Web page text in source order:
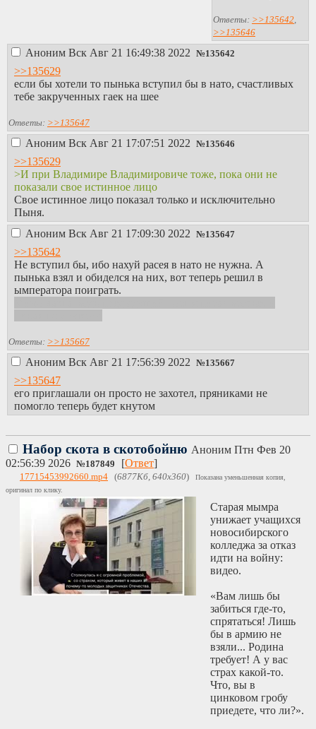
Ответы: >>135642,
>>135646
Аноним Вск Авг 21 16:49:38 2022 №135642
>>135629
если бы хотели то пынька вступил бы в нато, счастливых
тебе закрученных гаек на шее
Ответы: >>135647
Аноним Вск Авг 21 17:07:51 2022 №135646
>>135629
>И при Владимире Владимировиче тоже, пока они не
показали свое истинное лицо
Свое истинное лицо показал только и исключительно
Пыня.
Аноним Вск Авг 21 17:09:30 2022 №135647
>>135642
Не вступил бы, ибо нахуй расея в нато не нужна. А
пынька взял и обиделся на них, вот теперь решил в
ымператора поиграть.
Ответы: >>135667
Аноним Вск Авг 21 17:56:39 2022 №135667
>>135647
его приглашали он просто не захотел, пряниками не
помогло теперь будет кнутом
Набор скота в скотобойню Аноним Птн Фев 20
02:56:39 2026 №187849 [Ответ]
17715453992660.mp4 (6877Кб, 640x360)
Показана уменьшенная копия,
оригинал по клику.
Старая мымра
унижает учащихся
новосибирского
колледжа за отказ
идти на войну:
видео.
«Вам лишь бы
забиться где-то,
спрятаться! Лишь
бы в армию не
взяли... Родина
требует! А у вас
страх какой-то.
Что, вы в
цинковом гробу
приедете, что ли?».